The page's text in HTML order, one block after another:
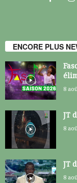
ENCORE PLUS
8
JT
8
JT
8